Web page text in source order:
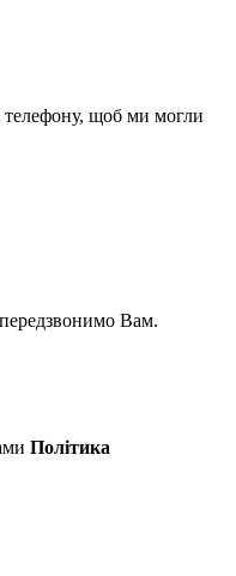
телефону, щоб ми могли
Вам.
Політика